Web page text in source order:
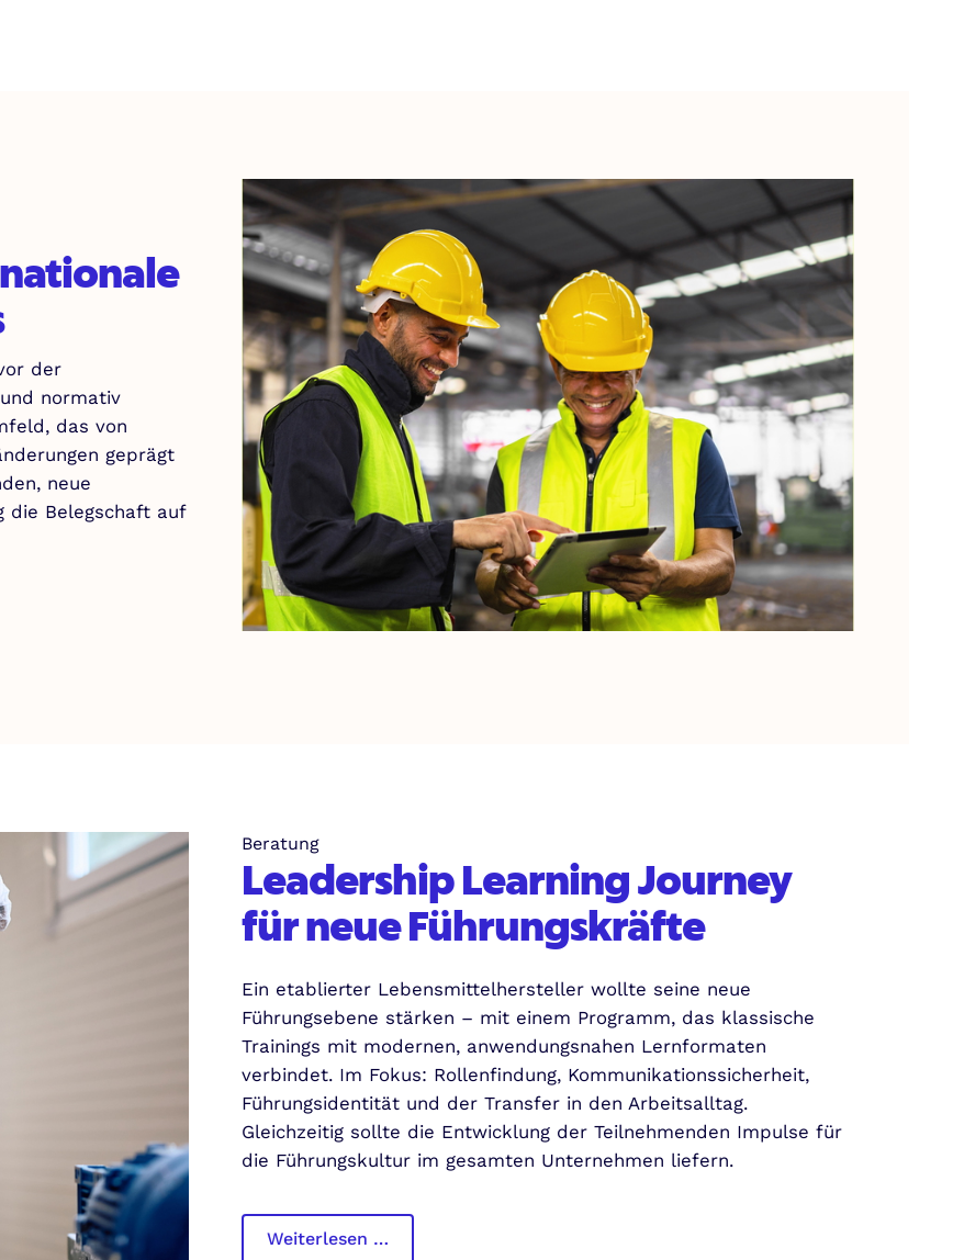
der
normativ
das von
geprägt
neue
die Belegschaft auf
Beratung
Leadership Learning Journey
für neue Führungskräfte
Ein etablierter Lebensmittelhersteller wollte seine neue
Führungsebene stärken – mit einem Programm, das klassische
Trainings mit modernen, anwendungsnahen Lernformaten
verbindet. Im Fokus: Rollenfindung, Kommunikationssicherheit,
Führungsidentität und der Transfer in den Arbeitsalltag.
Gleichzeitig sollte die Entwicklung der Teilnehmenden Impulse für
die Führungskultur im gesamten Unternehmen liefern.
Weiterlesen …Leadership